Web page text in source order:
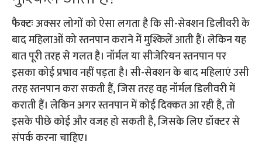
फैक्टःअक्सर लोगों को ऐसा लगता है कि सी-सेक्शन डिलीवरी के
बाद महिलाओं को स्तनपान कराने में मुश्किलें आती हैं। लेकिन यह
बात पूरी तरह से गलत है। नॉर्मल या सीजेरियन स्तनपान पर
इसका कोई प्रभाव नहीं पड़ता है। सी-सेक्शन के बाद महिलाएं उसी
तरह स्तनपान करा सकती हैं, जिस तरह वह नॉर्मल डिलीवरी में
कराती हैं। लेकिन अगर स्तनपान में कोई दिक्कत आ रही है, तो
इसके पीछे कोई और वजह हो सकती है, जिसके लिए डॉक्टर से
संपर्क करना चाहिए।